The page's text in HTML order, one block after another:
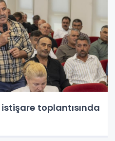
toplantısında